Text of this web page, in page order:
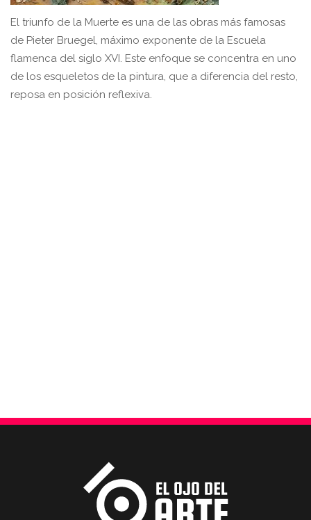
El triunfo de la Muerte es una de las obras más famosas
de Pieter Bruegel, máximo exponente de la Escuela
flamenca del siglo XVI. Este enfoque se concentra en uno
de los esqueletos de la pintura, que a diferencia del resto,
reposa en posición reflexiva.